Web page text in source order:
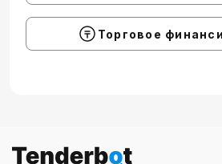
Торговое